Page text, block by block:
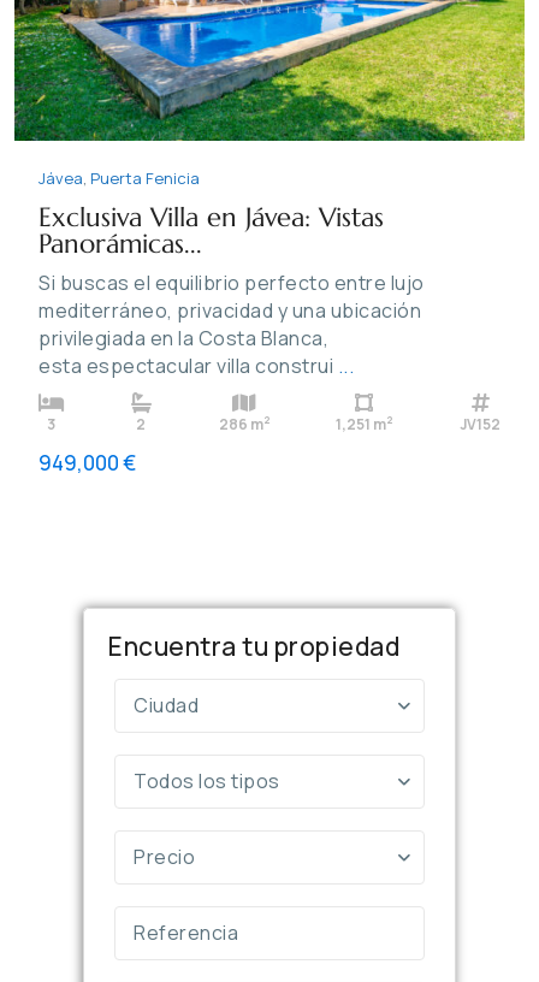
Jávea Puerta Fenicia
Exclusiva Villa en Jávea: Vistas
Panorámicas...
Si buscas el equilibrio perfecto entre lujo
mediterráneo, privacidad y una ubicación
privilegiada en la Costa Blanca,
esta espectacular villa construi ...
3 2 286 m2 1,251 m2 JV152
949,000 €
Encuentra tu propiedad
Ciudad
Todos los tipos
Precio